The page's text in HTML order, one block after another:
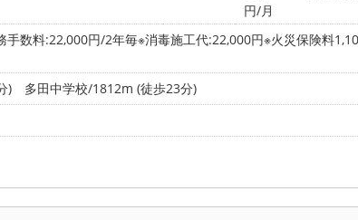
円/月
手数料:22,000円/2年毎※消毒施工代:22,000円※火災保険料
)
多田中学校/1812m (徒歩23分)